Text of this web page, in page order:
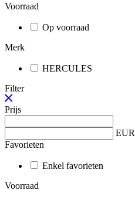
Voorraad
Op voorraad
Merk
HERCULES
Filter
Prijs
EUR
Favorieten
Enkel favorieten
Voorraad